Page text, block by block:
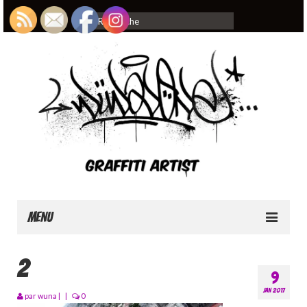
Rechercher
:
Menu
9
JAN 2017
2
parwuna | | 0